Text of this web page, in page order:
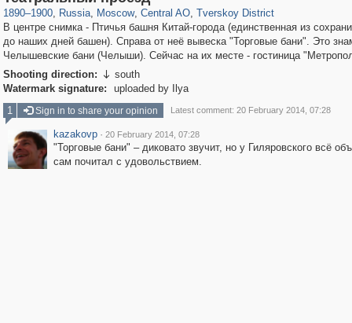
1890–1900, Russia, Moscow, Central AO, Tverskoy District
В центре снимка - Птичья башня Китай-города (единственная из
до наших дней башен). Справа от неё вывеска "Торговые бани". Это
Челышевские бани (Челыши). Сейчас на их месте - гостиница
Shooting direction:  south
Watermark signature:
uploaded by Ilya
1
Sign in to share your opinion Latest comment: 20 February 2014, 07:28
kazakovp · 20 February 2014, 07:28
"Торговые бани" – диковато звучит, но у Гиляровского всё
сам почитал с удовольствием.